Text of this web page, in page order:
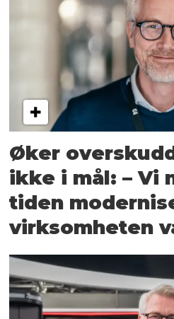
Øker
ikke i mål: – Vi
tiden
virksomheten